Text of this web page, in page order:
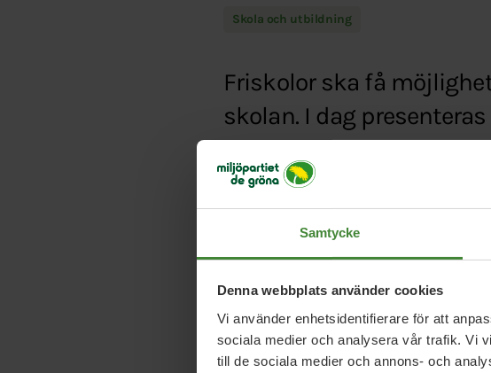
Samtycke
Denna webbplats använder cookies
Vi använder enhetsidentifierare för att
sociala medier och analysera vår trafik. Vi
till de sociala medier och annons- och
Skola och utbildning
Friskolor ska få
skolan. I dag
de borgerliga partierna.
Typ:Artikel
http://